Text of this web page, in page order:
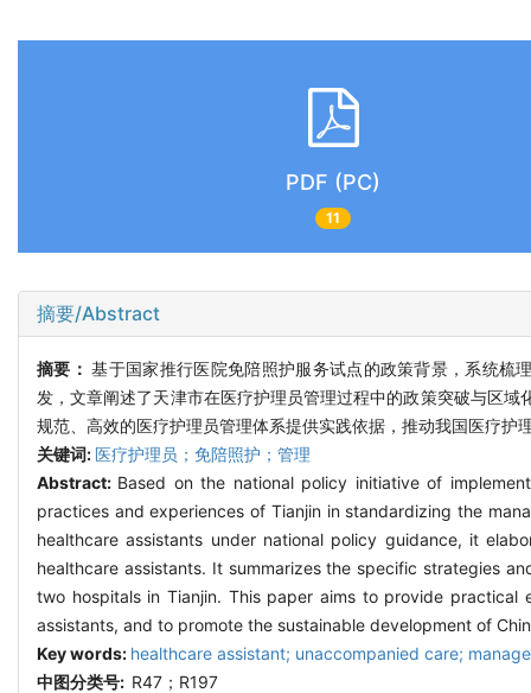
PDF (PC)
11
摘要/Abstract
摘要：基于国家推行医院免陪照护服务试点的政策背景，系统梳
发，文章阐述了天津市在医疗护理员管理过程中的政策突破与区
规范、高效的医疗护理员管理体系提供实践依据，推动我国医疗护
关键词: 医疗护理员；免陪照护；管理
Abstract: Based on the national policy initiative of
practices and experiences of Tianjin in standardizing the
healthcare assistants under national policy guidance, it
healthcare assistants. It summarizes the specific strategies
two hospitals in Tianjin. This paper aims to provide
assistants, and to promote the sustainable development of
Key words: healthcare assistant; unaccompanied care;
中图分类号: R47；R197